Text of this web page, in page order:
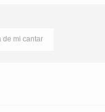
de mi cantar